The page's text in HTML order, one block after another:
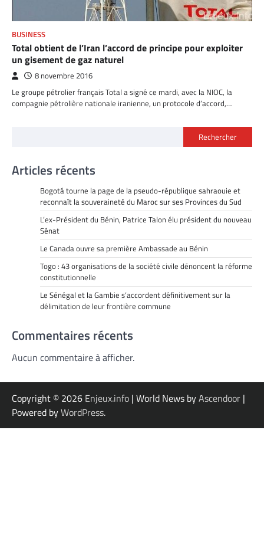
BUSINESS
Total obtient de l’Iran l’accord de principe pour exploiter
un gisement de gaz naturel
8 novembre 2016
Le groupe pétrolier français Total a signé ce mardi, avec la NIOC, la
compagnie pétrolière nationale iranienne, un protocole d’accord,…
Rechercher
Articles récents
Bogotá tourne la page de la pseudo-république sahraouie et
reconnaît la souveraineté du Maroc sur ses Provinces du Sud
L’ex-Président du Bénin, Patrice Talon élu président du nouveau
Sénat
Le Canada ouvre sa première Ambassade au Bénin
Togo : 43 organisations de la société civile dénoncent la réforme
constitutionnelle
Le Sénégal et la Gambie s’accordent définitivement sur la
délimitation de leur frontière commune
Commentaires récents
Aucun commentaire à afficher.
Copyright © 2026 Enjeux.info | World News byAscendoor |
Powered byWordPress.